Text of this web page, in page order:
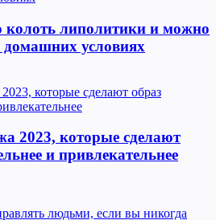
колоть липолитики и можно
домашних условиях
2023, которые сделают
и привлекательнее